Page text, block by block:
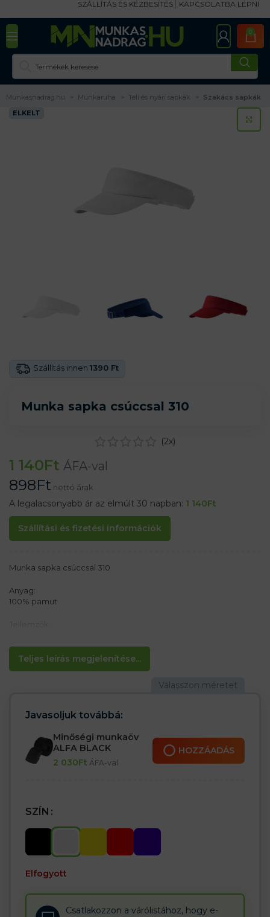
SZÁLLÍTÁS ÉS KÉZBESÍTÉS KAPCSOLATBA LÉPNI
0
Munkasnadrag.hu Munkaruha Téli és nyári sapkák
Szakács sapkák
ELKELT
Munka sapka csúccsal 310
Szállítás innen 1390 Ft
(2x)
1 140Ft ÁFA-val
898Ft nettó árak
A legalacsonyabb ár az elmúlt 30 napban: 1 140Ft
Szállítási és fizetési információk
Teljes leírás megjelenítése...
Munka sapka csúccsal 310
Anyag:
100% pamut
– A belső oldal puha frottír béléssel van ellátva
Javasoljuk továbbá:
Minőségi munkaöv
ALFA BLACK
2 030Ft ÁFA-val
HOZZÁADÁS
SZÍN
Elfogyott
Csatlakozzon a várólistához, hogy e-